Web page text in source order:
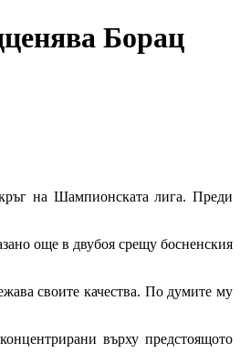
Борац
на Шампионската лига. Преди
още в двубоя срещу босненския
своите качества. По думите му
върху предстоящото